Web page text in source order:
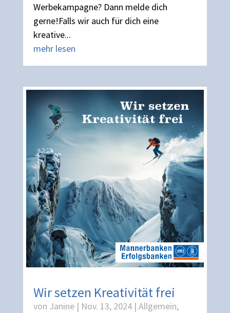
Werbekampagne? Dann melde dich
gerne!Falls wir auch für dich eine
kreative...
mehr lesen
Wir setzen Kreativität frei
von Janine| Nov. 13, 2024| Allgemein,